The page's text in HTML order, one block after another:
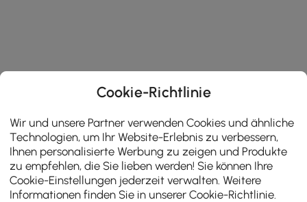
Cookie-Richtlinie
Wir und unsere Partner verwenden Cookies und ähnliche
Technologien, um Ihr Website-Erlebnis zu verbessern,
Ihnen personalisierte Werbung zu zeigen und Produkte
zu empfehlen, die Sie lieben werden! Sie können Ihre
Cookie-Einstellungen jederzeit verwalten. Weitere
Informationen finden Sie in unsererCookie-Richtlinie